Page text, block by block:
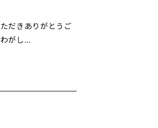
だきありがとうご
がし…